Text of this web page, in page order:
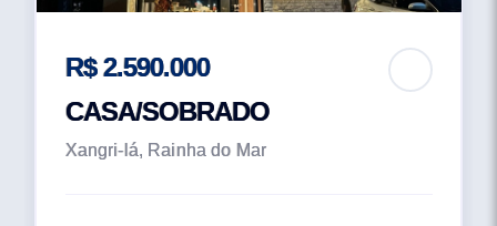
R$ 2.590.000
CASA/SOBRADO
Xangri-lá, Rainha do Mar